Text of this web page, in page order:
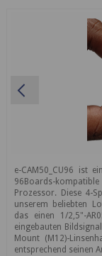
e-CAM50_CU96 ist
96Boards-
Prozessor. Diese 4-
unserem beliebten
das einen 1/2,5"-
eingebauten
Mount (M12)-
entsprechend seinen